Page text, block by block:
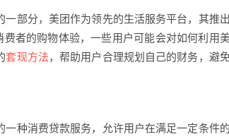
一部分，美团作为领先的生活服务平台，其推
者的购物体验，一些用户可能会对如何利用
套现方法，帮助用户合理规划自己的财务，避
种消费贷款服务，允许用户在满足一定条件